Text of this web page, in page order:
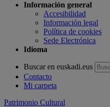
Información general
Accesibilidad
Información legal
Política de cookies
Sede Electrónica
Idioma
Buscar en euskadi.eus
Contacto
Mi carpeta
Patrimonio Cultural